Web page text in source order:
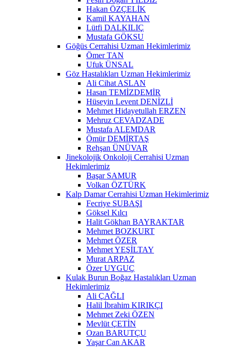
Hakan ÖZÇELİK
Kamil KAYAHAN
Lütfi DALKILIÇ
Mustafa GÖKSU
Göğüs Cerrahisi Uzman Hekimlerimiz
Ömer TAN
Ufuk ÜNSAL
Göz Hastalıkları Uzman Hekimlerimiz
Ali Cihat ASLAN
Hasan TEMİZDEMİR
Hüseyin Levent DENİZLİ
Mehmet Hidayetullah ERZEN
Mehruz CEVADZADE
Mustafa ALEMDAR
Ömür DEMİRTAŞ
Rehşan ÜNÜVAR
Jinekolojik Onkoloji Cerrahisi Uzman
Hekimlerimiz
Başar SAMUR
Volkan ÖZTÜRK
Kalp Damar Cerrahisi Uzman Hekimlerimiz
Fecriye SUBAŞI
Göksel Kılcı
Halit Gökhan BAYRAKTAR
Mehmet BOZKURT
Mehmet ÖZER
Mehmet YEŞİLTAY
Murat ARPAZ
Özer UYGUÇ
Kulak Burun Boğaz Hastalıkları Uzman
Hekimlerimiz
Ali ÇAĞLI
Halil İbrahim KIRIKÇI
Mehmet Zeki ÖZEN
Mevlüt ÇETİN
Ozan BARUTÇU
Yaşar Can AKAR